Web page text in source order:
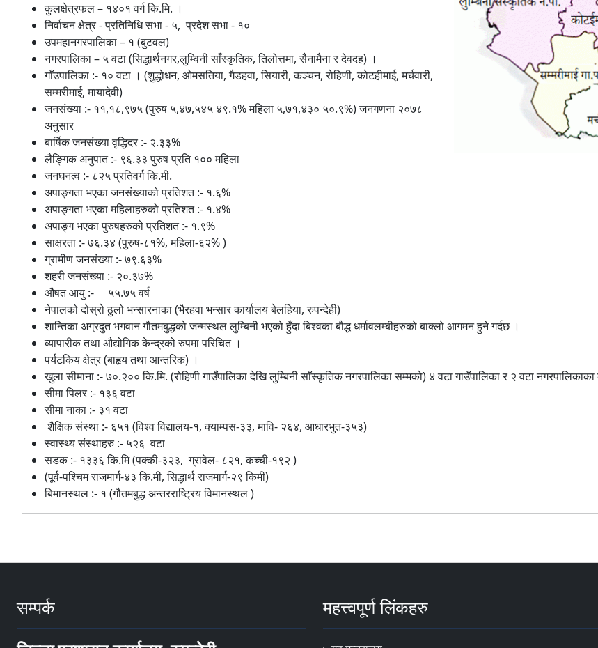
कुलक्षेत्रफल – १४०१ वर्ग कि.मि. ।
निर्वाचन क्षेत्र - प्रतिनिधि सभा - ५, प्रदेश सभा - १०
उपमहानगरपालिका – १ (बुटवल)
नगरपालिका – ५ वटा (सिद्धार्थनगर,लुम्विनी साँस्कृतिक, तिलोत्तमा, सैनामैना र देवदह) ।
गाँउपालिका :- १० वटा । (शुद्धोधन, ओमसतिया, गैडहवा, सियारी, कञ्चन, रोहिणी, कोटहीमाई, मर्चवारी,
सम्मरीमाई, मायादेवी)
जनसंख्या :- ११,१८,९७५ (पुरुष ५,४७,५४५ ४९.१% महिला ५,७१,४३० ५०.९%) जनगणना २०७८
अनुसार
बार्षिक जनसंख्या वृद्धिदर :- २.३३%
लैङ्गिक अनुपात :- ९६.३३ पुरुष प्रति १०० महिला
जनघनत्व :- ८२५ प्रतिवर्ग कि.मी.
अपाङ्गता भएका जनसंख्याको प्रतिशत :- १.६%
अपाङ्गता भएका महिलाहरुको प्रतिशत :- १.४%
अपाङ्ग भएका पुरुषहरुको प्रतिशत :- १.९%
साक्षरता :- ७६.३४ (पुरुष-८१%, महिला-६२% )
ग्रामीण जनसंख्या :- ७९.६३%
शहरी जनसंख्या :- २०.३७%
औषत आयु :- ५५.७५ वर्ष
नेपालको दोस्रो ठुलो भन्सारनाका (भैरहवा भन्सार कार्यालय बेलहिया, रुपन्देही)
शान्तिका अग्रदुत भगवान गौतमबुद्धको जन्मस्थल लुम्बिनी भएको हुँदा बिश्वका बौद्ध धर्मावलम्बीहरुको बाक्लो आगमन हुने गर्दछ ।
व्यापारीक तथा औद्योगिक केन्द्रको रुपमा परिचित ।
पर्यटकिय क्षेत्र (बाहृय तथा आन्तरिक) ।
खुला सीमाना :- ७०.२०० कि.मि. (रोहिणी गाउँपालिका देखि लुम्बिनी साँस्कृतिक नगरपालिका सम्मको) ४ वटा गाउँपालिका र २ वटा
सीमा पिलर :- १३६ वटा
सीमा नाका :- ३१ वटा
शैक्षिक संस्था :- ६५१ (विश्‍व विद्यालय-१, क्याम्पस-३३, मावि- २६४, आधारभुत-३५३)
स्वास्थ्य संस्थाहरु :- ५२६ वटा
सडक :- १३३६ कि.मि (पक्की-३२३, ग्रावेल- ८२१, कच्ची-१९२ )
(पूर्व-पश्चिम राजमार्ग-४३ कि.मी, सिद्धार्थ राजमार्ग-२९ किमी)
बिमानस्थल :- १ (गौतमबुद्ध अन्तरराष्ट्रिय विमानस्थल )
सम्पर्क महत्त्वपूर्ण लिंकहरु